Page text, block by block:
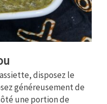
disposez le
généreusement de
une portion de